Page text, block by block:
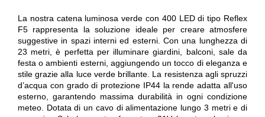
La nostra catena luminosa verde con 400 LED di tipo Reflex
F5 rappresenta la soluzione ideale per creare atmosfere
suggestive in spazi interni ed esterni. Con una lunghezza di
23 metri, è perfetta per illuminare giardini, balconi, sale da
festa o ambienti esterni, aggiungendo un tocco di eleganza e
stile grazie alla luce verde brillante. La resistenza agli spruzzi
d’acqua con grado di protezione IP44 la rende adatta all'uso
esterno, garantendo massima durabilità in ogni condizione
meteo. Dotata di un cavo di alimentazione lungo 3 metri e di